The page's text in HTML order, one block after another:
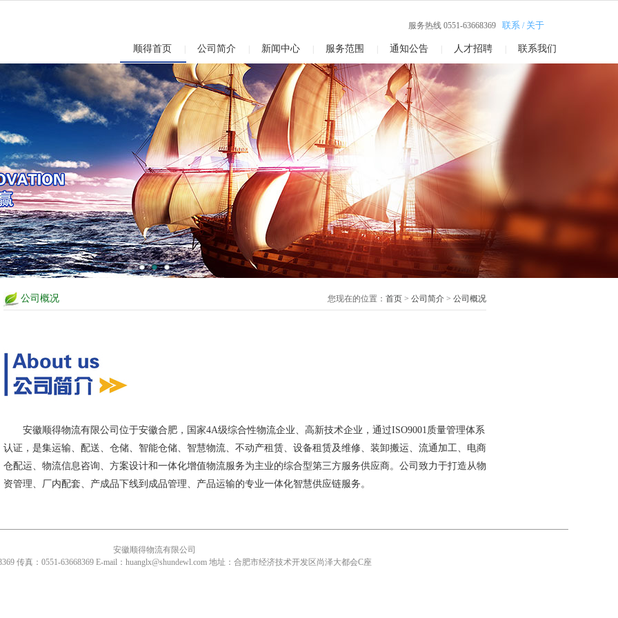
服务热线0551-63668369 联系 / 关于
联系我们
人才招聘
通知公告
服务范围
新闻中心
公司简介
顺得首页
公司概况 您现在的位置： 首页 > 公司简介 > 公司概况
安徽顺得物流有限公司位于安徽合肥，国家4A级综合性物流企业、高新技术企业，通过ISO9001质量管理体系
认证，是集运输、配送、仓储、智能仓储、智慧物流、不动产租赁、设备租赁及维修、装卸搬运、流通加工、电商
仓配运、物流信息咨询、方案设计和一体化增值物流服务为主业的综合型第三方服务供应商。公司致力于打造从物
资管理、厂内配套、产成品下线到成品管理、产品运输的专业一体化智慧供应链服务。
安徽顺得物流有限公司
传真：0551-63668369E-mail：huanglx@shundewl.com地址：合肥市经济技术开发区尚泽大都会C座